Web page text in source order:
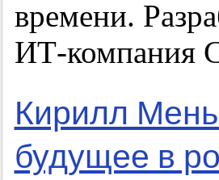
времени.
ИТ-компания
Кирилл
будущее в